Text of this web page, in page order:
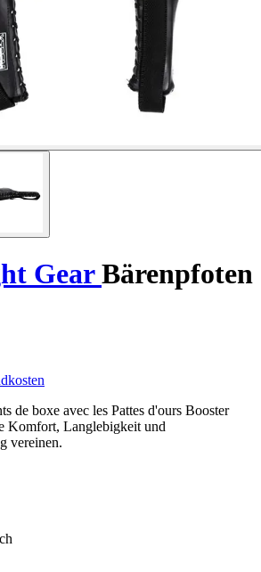
GearBärenpfoten
de boxe avec les Pattes d'ours Booster
Komfort, Langlebigkeit und
vereinen.